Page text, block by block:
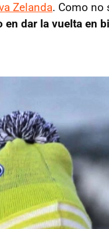
Zelanda. Como no
en dar la vuelta en